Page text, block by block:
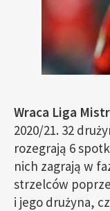
Wraca Liga
2020/21. 32
rozegrają 6
nich zagrają w
strzelców
i jego drużyna,